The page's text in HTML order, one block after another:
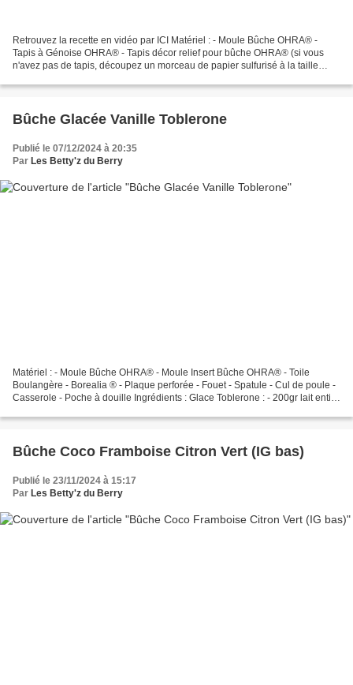
Retrouvez la recette en vidéo par ICI Matériel : - Moule Bûche OHRA® -
Tapis à Génoise OHRA® - Tapis décor relief pour bûche OHRA® (si vous
n'avez pas de tapis, découpez un morceau de papier sulfurisé à la taille
Bûche Glacée Vanille Toblerone
Publié le 07/12/2024 à 20:35
Par Les Betty'z du Berry
Matériel : - Moule Bûche OHRA® - Moule Insert Bûche OHRA® - Toile
Boulangère - Borealia ® - Plaque perforée - Fouet - Spatule - Cul de poule -
Casserole - Poche à douille Ingrédients : Glace Toblerone : - 200gr lait entier
Bûche Coco Framboise Citron Vert (IG bas)
Publié le 23/11/2024 à 15:17
Par Les Betty'z du Berry